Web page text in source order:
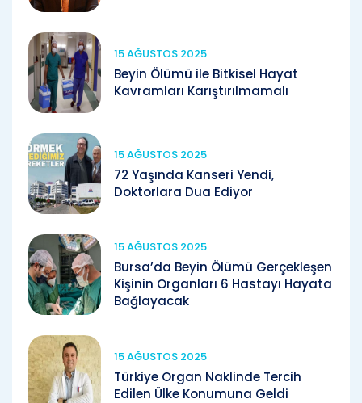
15 AĞUSTOS 2025
Beyin Ölümü ile Bitkisel Hayat
Kavramları Karıştırılmamalı
15 AĞUSTOS 2025
72 Yaşında Kanseri Yendi,
Doktorlara Dua Ediyor
15 AĞUSTOS 2025
Bursa’da Beyin Ölümü Gerçekleşen
Kişinin Organları 6 Hastayı Hayata
Bağlayacak
15 AĞUSTOS 2025
Türkiye Organ Naklinde Tercih
Edilen Ülke Konumuna Geldi